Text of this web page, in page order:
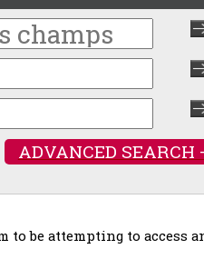
ADVANCED SEARCH
to be attempting to access